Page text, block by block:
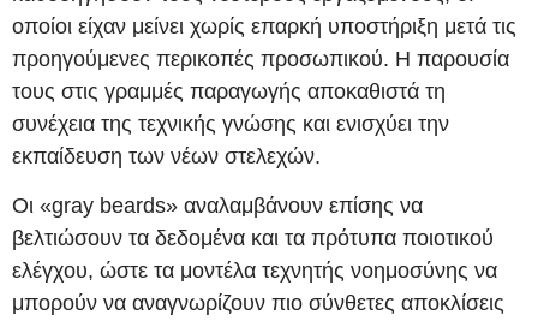
οποίοι είχαν μείνει χωρίς επαρκή υποστήριξη μετά τις
προηγούμενες περικοπές προσωπικού. Η παρουσία
τους στις γραμμές παραγωγής αποκαθιστά τη
συνέχεια της τεχνικής γνώσης και ενισχύει την
εκπαίδευση των νέων στελεχών.
Οι «gray beards» αναλαμβάνουν επίσης να
βελτιώσουν τα δεδομένα και τα πρότυπα ποιοτικού
ελέγχου, ώστε τα μοντέλα τεχνητής νοημοσύνης να
μπορούν να αναγνωρίζουν πιο σύνθετες αποκλίσεις